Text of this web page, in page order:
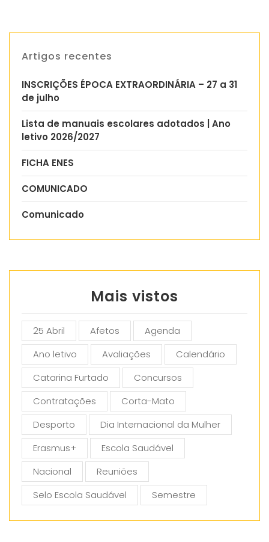
Artigos recentes
INSCRIÇÕES ÉPOCA EXTRAORDINÁRIA – 27 a 31
de julho
Lista de manuais escolares adotados | Ano
letivo 2026/2027
FICHA ENES
COMUNICADO
Comunicado
Mais vistos
25 Abril Afetos
Agenda
Ano letivo
Avaliações
Calendário
Catarina Furtado
Concursos
Contratações
Corta-Mato
Desporto
Dia Internacional da Mulher
Erasmus+
Escola Saudável
Nacional
Reuniões
Selo Escola Saudável
Semestre